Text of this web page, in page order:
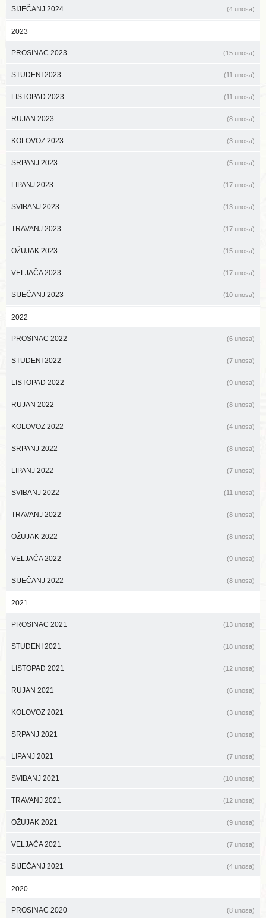
SIJEČANJ 2024 (4 unosa)
2023
PROSINAC 2023 (15 unosa)
STUDENI 2023 (11 unosa)
LISTOPAD 2023 (11 unosa)
RUJAN 2023 (8 unosa)
KOLOVOZ 2023 (3 unosa)
SRPANJ 2023 (5 unosa)
LIPANJ 2023 (17 unosa)
SVIBANJ 2023 (13 unosa)
TRAVANJ 2023 (17 unosa)
OŽUJAK 2023 (15 unosa)
VELJAČA 2023 (17 unosa)
SIJEČANJ 2023 (10 unosa)
2022
PROSINAC 2022 (6 unosa)
STUDENI 2022 (7 unosa)
LISTOPAD 2022 (9 unosa)
RUJAN 2022 (8 unosa)
KOLOVOZ 2022 (4 unosa)
SRPANJ 2022 (8 unosa)
LIPANJ 2022 (7 unosa)
SVIBANJ 2022 (11 unosa)
TRAVANJ 2022 (8 unosa)
OŽUJAK 2022 (8 unosa)
VELJAČA 2022 (9 unosa)
SIJEČANJ 2022 (8 unosa)
2021
PROSINAC 2021 (13 unosa)
STUDENI 2021 (18 unosa)
LISTOPAD 2021 (12 unosa)
RUJAN 2021 (6 unosa)
KOLOVOZ 2021 (3 unosa)
SRPANJ 2021 (3 unosa)
LIPANJ 2021 (7 unosa)
SVIBANJ 2021 (10 unosa)
TRAVANJ 2021 (12 unosa)
OŽUJAK 2021 (9 unosa)
VELJAČA 2021 (7 unosa)
SIJEČANJ 2021 (4 unosa)
2020
PROSINAC 2020 (8 unosa)